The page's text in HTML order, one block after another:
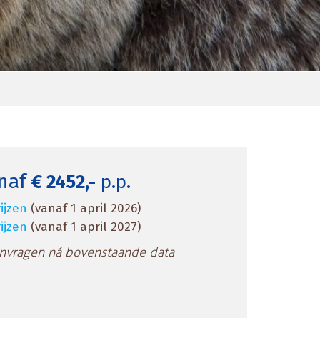
€ 2452,- p.p.
(vanaf 1 april 2026)
(vanaf 1 april 2027)
ná bovenstaande data